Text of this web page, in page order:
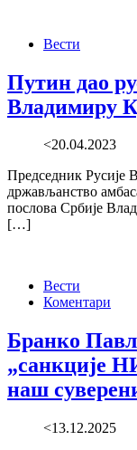
Вести
Путин дао
Владимиру
<20.04.2023
Председник Русије
држављанство
послова Србије
[…]
Вести
Коментари
Бранко
„санкције
наш
<13.12.2025